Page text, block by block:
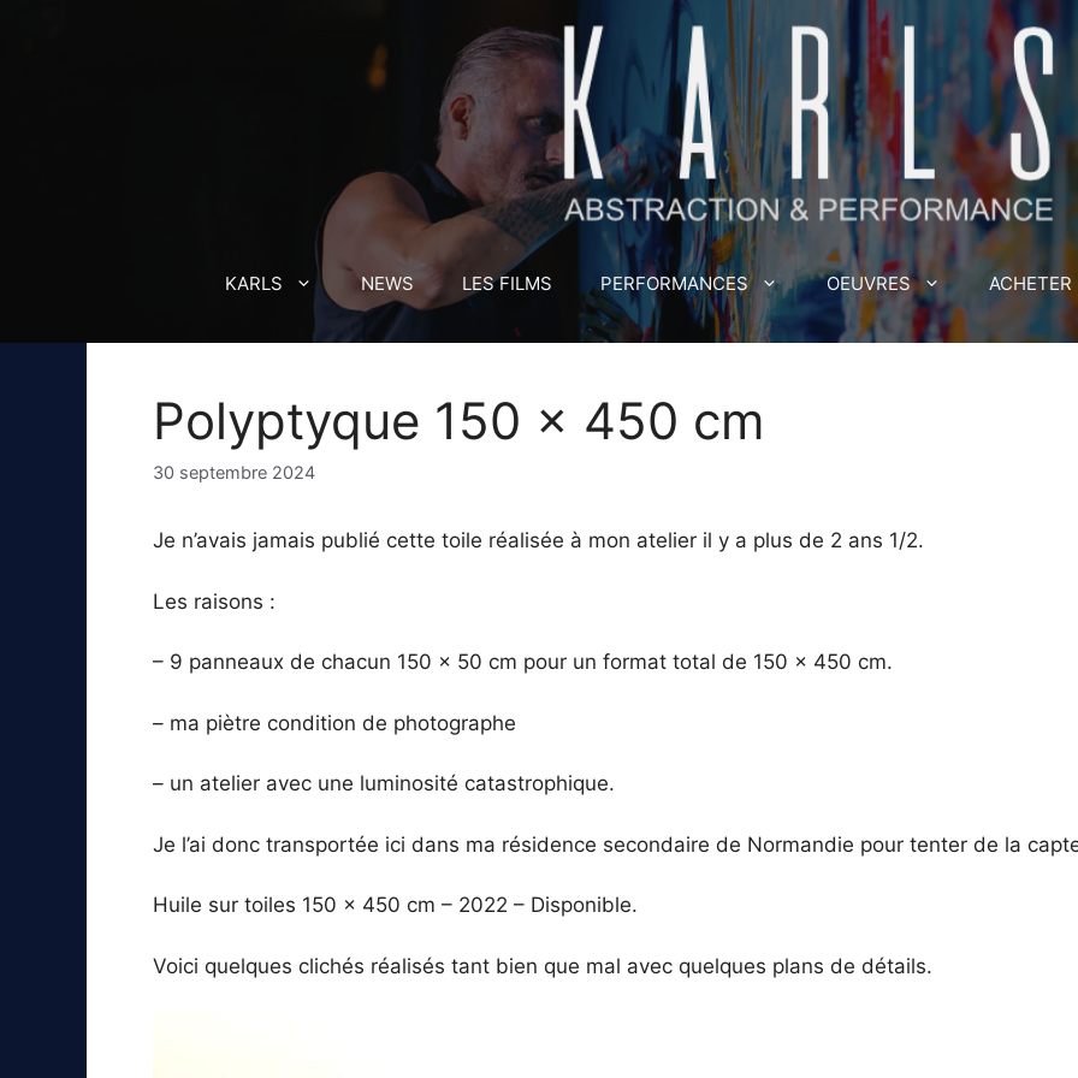
KARLS NEWS LES FILMS PERFORMANCES OEUVRES ACHETER
Polyptyque 150 x 450 cm
30 septembre 2024
Je n’avais jamais publié cette toile réalisée à mon atelier il y a plus de 2 ans 1/2.
Les raisons :
– 9 panneaux de chacun 150 x 50 cm pour un format total de 150 x 450 cm.
– ma piètre condition de photographe
– un atelier avec une luminosité catastrophique.
Je l’ai donc transportée ici dans ma résidence secondaire de Normandie pour tenter de la
Huile sur toiles 150 x 450 cm – 2022 – Disponible.
Voici quelques clichés réalisés tant bien que mal avec quelques plans de détails.